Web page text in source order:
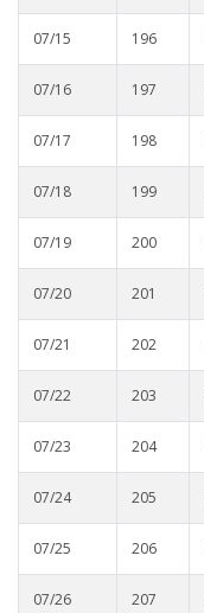
07/15 196
07/16 197
07/17 198
07/18 199
07/19 200
07/20 201
07/21 202
07/22 203
07/23 204
07/24 205
07/25 206
07/26 207